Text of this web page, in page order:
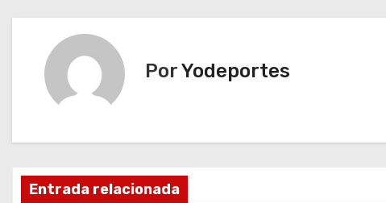
a
a
c
PorYodeportes
Entrada relacionada